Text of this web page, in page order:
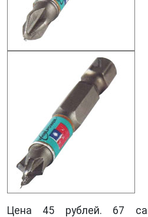
Цена 45 рублей. 67